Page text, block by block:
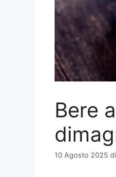
Bere
10 Agosto 2025 di